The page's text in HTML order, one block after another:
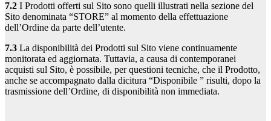
7.2 I Prodotti offerti sul Sito sono quelli illustrati nella sezione del
Sito denominata “STORE” al momento della effettuazione
dell’Ordine da parte dell’utente.
7.3 La disponibilità dei Prodotti sul Sito viene continuamente
monitorata ed aggiornata. Tuttavia, a causa di contemporanei
acquisti sul Sito, è possibile, per questioni tecniche, che il Prodotto,
anche se accompagnato dalla dicitura “Disponibile ” risulti, dopo la
trasmissione dell’Ordine, di disponibilità non immediata.